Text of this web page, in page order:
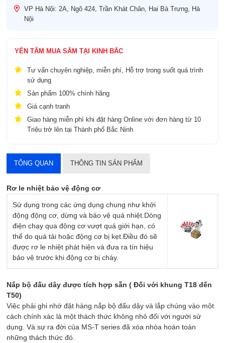
VP Hà Nội: 2A, Ngõ 424, Trần Khát Chân, Hai Bà Trưng, Hà
Nội
YÊN TÂM MUA SẮM TẠI KINH BẮC
Tư vấn chuyên nghiệp, miễn phí, Hỗ trợ trong suốt quá trình
sử dụng
Sản phẩm 100% chính hãng
Giá cạnh tranh
Giao hàng miễn phí khi đặt hàng Online với đơn hàng từ 10
Triệu trở lên tại Thành phố Bắc Ninh
TỔNG QUAN THÔNG TIN SẢN PHẨM
Rơ le nhiệt bảo vệ động cơ
Sử dụng trong các ứng dụng chung như khởi
động động cơ, dừng và bảo vệ quá nhiệt.Dòng
điện chạy qua động cơ vượt quá giới hạn, có
thể do quá tải hoặc động cơ bị kẹt.Điều đó sẽ
được rơ le nhiệt phát hiện và đưa ra tín hiệu
bảo vệ trước khi động cơ bị cháy.
Nắp bộ đấu dây được tích hợp sẵn ( Đối với khung T18 đến
T50)
Việc phải ghi nhớ đặt hàng nắp bộ đấu dây và lắp chúng vào một
cách chính xác là một thách thức không nhỏ đối với người sử
dụng. Và sự ra đời của MS-T series đã xóa nhòa hoàn toàn
những thách thức đó.